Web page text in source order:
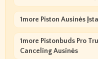
1more Piston Ausinės
1more Pistonbuds Pro
Canceling Ausinės